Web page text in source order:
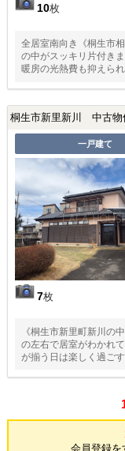
10枚
全居室南向き《桐生市
の中がスッキリ片付き
暖房の光熱費も抑えら
桐生市新里新川 中古物
一戸建て
7枚
《桐生市新里町新川の
の左右で居室がわかれ
が揃う日は楽しく過ご
会員登録を